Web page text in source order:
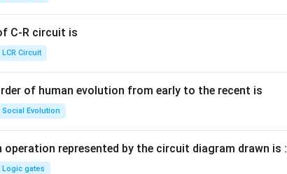
C-R circuit is
LCR Circuit
of human evolution from early to the recent is
Social Evolution
operation represented by the circuit diagram drawn is :
Logic gates